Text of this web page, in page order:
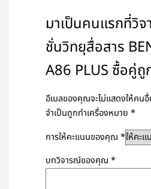
มาเป็นคนแรกที่วิจ
ชั่นวิทยุสื่อสาร
A86 PLUS ซื้อคู่ถู
อีเมลของคุณจะไม่แสดงให้คนอื่
จำเป็นถูกทำเครื่องหมาย*
การให้คะแนนของคุณ*
บทวิจารณ์ของคุณ*